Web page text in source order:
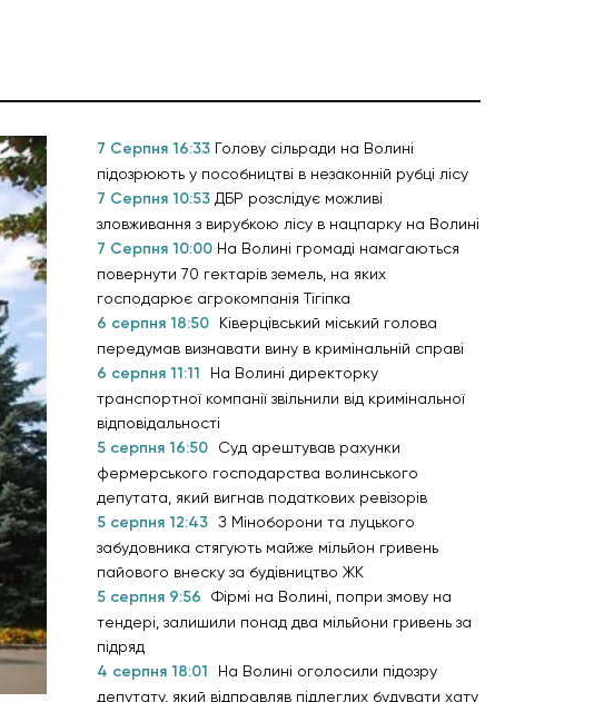
7 Серпня 16:33 Голову сільради на Волині
підозрюють у пособництві в незаконній рубці лісу
7 Серпня 10:53 ДБР розслідує можливі
зловживання з вирубкою лісу в нацпарку на Волині
7 Серпня 10:00 На Волині громаді намагаються
повернути 70 гектарів земель, на яких
господарює агрокомпанія Тігіпка
6 серпня 18:50
Ківерцівський міський голова
передумав визнавати вину в кримінальній справі
6 серпня 11:11
На Волині директорку
транспортної компанії звільнили від кримінальної
відповідальності
5 серпня 16:50
Суд арештував рахунки
фермерського господарства волинського
депутата, який вигнав податкових ревізорів
5 серпня 12:43 З Міноборони та луцького
забудовника стягують майже мільйон гривень
пайового внеску за будівництво ЖК
5 серпня 9:56
Фірмі на Волині, попри змову на
тендері, залишили понад два мільйони гривень за
підряд
4 серпня 18:01
На Волині оголосили підозру
депутату, який відправляв підлеглих будувати хату